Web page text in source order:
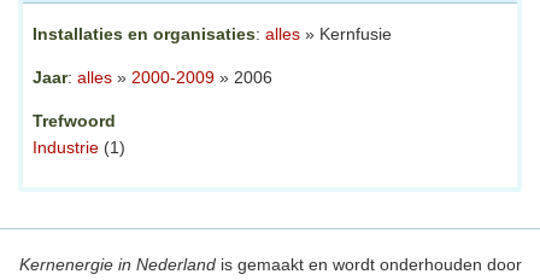
Installaties en organisaties: alles » Kernfusie
Jaar: alles » 2000-2009 » 2006
Trefwoord
Industrie (1)
Kernenergie in Nederlandis gemaakt en wordt onderhouden door